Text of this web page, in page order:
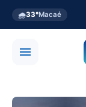
🌧️33°Macaé